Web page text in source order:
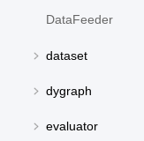
DataFeeder
dataset
dygraph
evaluator